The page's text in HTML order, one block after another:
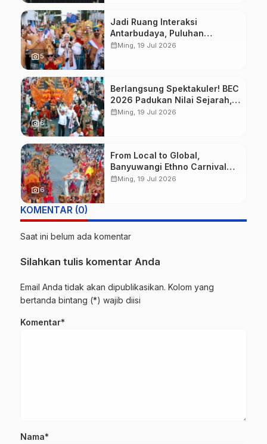
photo_camera5
Jadi Ruang Interaksi
Antarbudaya, Puluhan
Wisatawan Mancanegara
calendar_monthMing, 19 Jul 2026
photo_camera6
Berlangsung Spektakuler! BEC
2026 Padukan Nilai Sejarah,
Budaya, dan Fashion Berkelas
calendar_monthMing, 19 Jul 2026
photo_camera6
From Local to Global,
Banyuwangi Ethno Carnival
Buktikan Budaya Lokal Mampu
calendar_monthMing, 19 Jul 2026
KOMENTAR (0)
Saat ini belum ada komentar
Silahkan tulis komentar Anda
Email Anda tidak akan dipublikasikan. Kolom yang
bertanda bintang (*) wajib diisi
Komentar*
Nama*